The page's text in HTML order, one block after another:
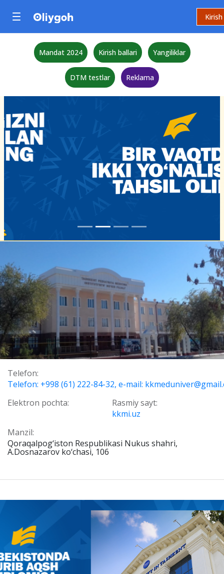
Kirish
Mandat 2024 Kirish ballari Yangiliklar
DTM testlar Reklama
Telefon:
Telefon: +998 (61) 222-84-32, e-mail:
Elektron pochta:
Rasmiy sayt:
kkmi.uz
Manzil:
Qoraqalpog‘iston Respublikasi Nukus shahri,
А.Dosnazarov ko‘chasi, 106